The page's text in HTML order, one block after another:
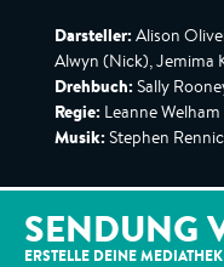
Darsteller: Alison
Alwyn (Nick), Jemima
Drehbuch: Sally
Regie: Leanne Welham
Musik: Stephen
SENDUNG
ERSTELLE DEINE